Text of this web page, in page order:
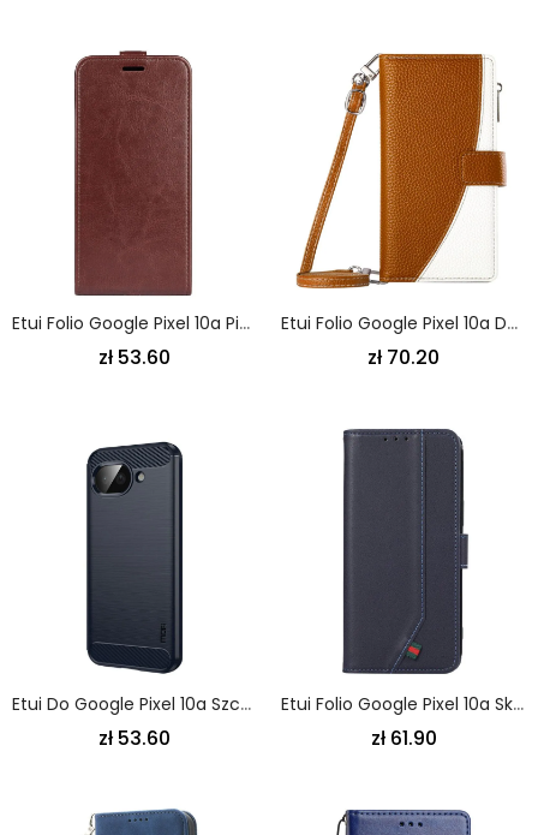
Etui Folio Google Pixel 10a Pionowe Etui Z Klapką
zł 53.60
Etui Folio Google Pixel 10a Dwukolorowy Portfel Z Paskami Etui Ochronne
zł 70.20
Etui Do Google Pixel 10a Szczotkowane Włókno Węglowe
zł 53.60
Etui Folio Google Pixel 10a Skóra Z Ochroną Rfid
zł 61.90